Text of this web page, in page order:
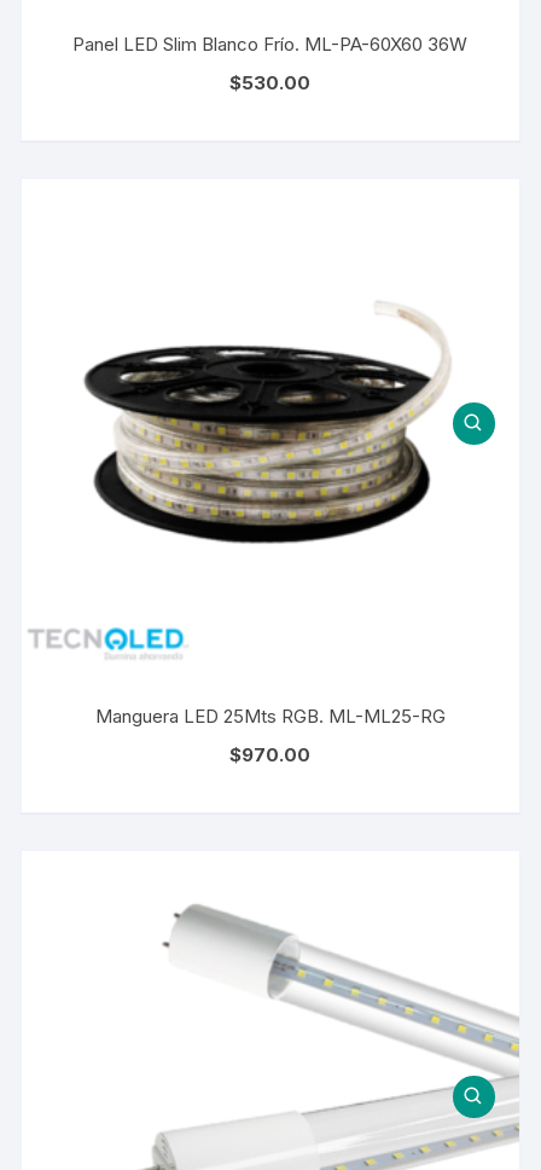
Panel LED Slim Blanco Frío. ML-PA-60X60 36W
$530.00
Manguera LED 25Mts RGB. ML-ML25-RG
$970.00